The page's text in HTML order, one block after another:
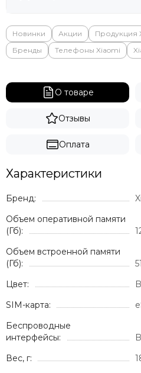
Новинки Акции Продукция
Бренды
Телефоны Xiaomi
О товаре
Отзывы
Оплата
Характеристики
Бренд:
Объем оперативной памяти
(Гб):
Объем встроенной памяти
(Гб):
Цвет:
SIM-карта:
Беспроводные
интерфейсы:
Вес, г: